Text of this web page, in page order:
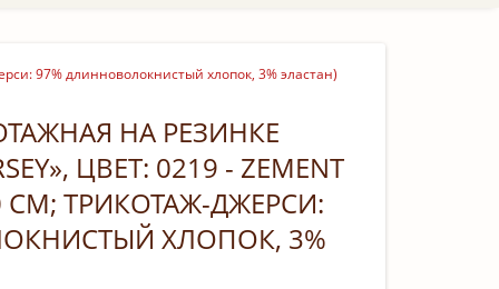
97% длинноволокнистый хлопок, 3% эластан)
НА РЕЗИНКЕ
ЦВЕТ: 0219 - ZEMENT
СМ; ТРИКОТАЖ-ДЖЕРСИ:
ХЛОПОК, 3%